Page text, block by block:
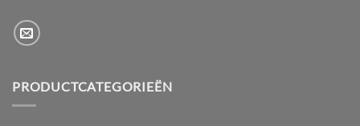
PRODUCTCATEGORIEËN